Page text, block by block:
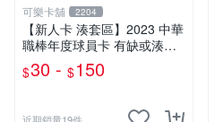
可樂卡舖 2204
【新人卡 湊套區】2023 中華
職棒年度球員卡 有缺或湊全
套都可詢問 -A
$30 - $150